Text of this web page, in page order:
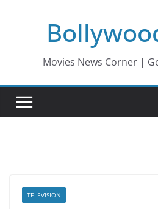
Movies News Corner |
TELEVISION